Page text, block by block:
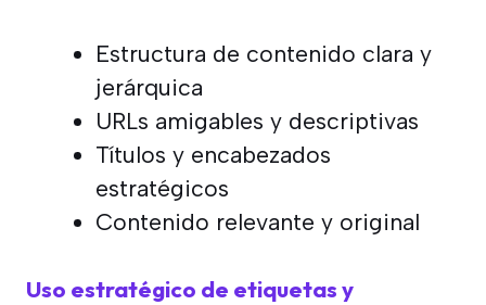
Estructura de contenido clara y
jerárquica
URLs amigables y descriptivas
Títulos y encabezados
estratégicos
Contenido relevante y original
Uso estratégico de etiquetas y